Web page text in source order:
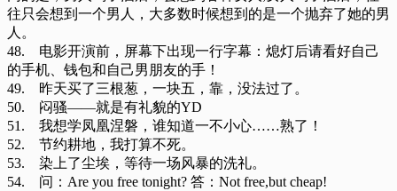
往只会想到一个男人，大多数时候想到的是一个抛弃了她的男
人。
48. 电影开演前，屏幕下出现一行字幕：熄灯后请看好自己
的手机、钱包和自己男朋友的手！
49. 昨天买了三根葱，一块五，靠，没法过了。
50. 闷骚——就是有礼貌的YD
51. 我想学凤凰涅磐，谁知道一不小心……熟了！
52. 节约耕地，我打算不死。
53. 染上了尘埃，等待一场风暴的洗礼。
54. 问：Are you free tonight? 答：Not free,but cheap!